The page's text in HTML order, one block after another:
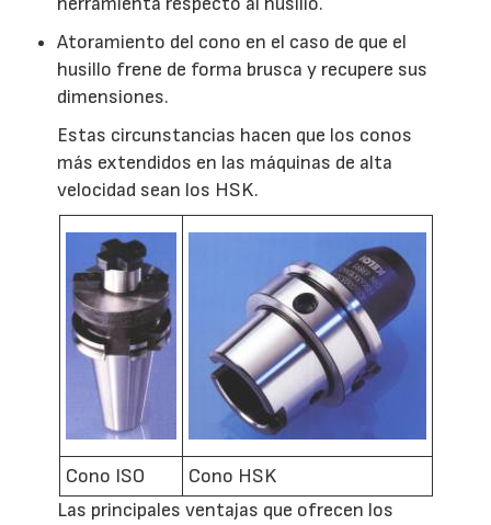
Atoramiento del cono en el caso de que el
husillo frene de forma brusca y recupere sus
dimensiones.
Estas circunstancias hacen que los conos
más extendidos en las máquinas de alta
velocidad sean los HSK.
Cono ISO
Cono HSK
Las principales ventajas que ofrecen los